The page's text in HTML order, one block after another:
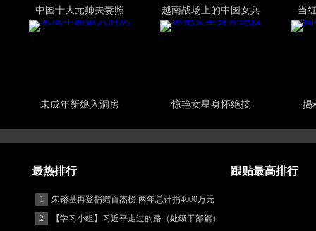
中国十大元帅夫妻照 越南战场上的中国女兵 当
未成年新娘入洞房 惊艳女星身怀绝技 揭
最热排行 跟贴最高排行
1
朱镕基再登捐赠百杰榜 两年总计捐4000万元
2
【学习小组】习近平走过的路（处级干部篇）